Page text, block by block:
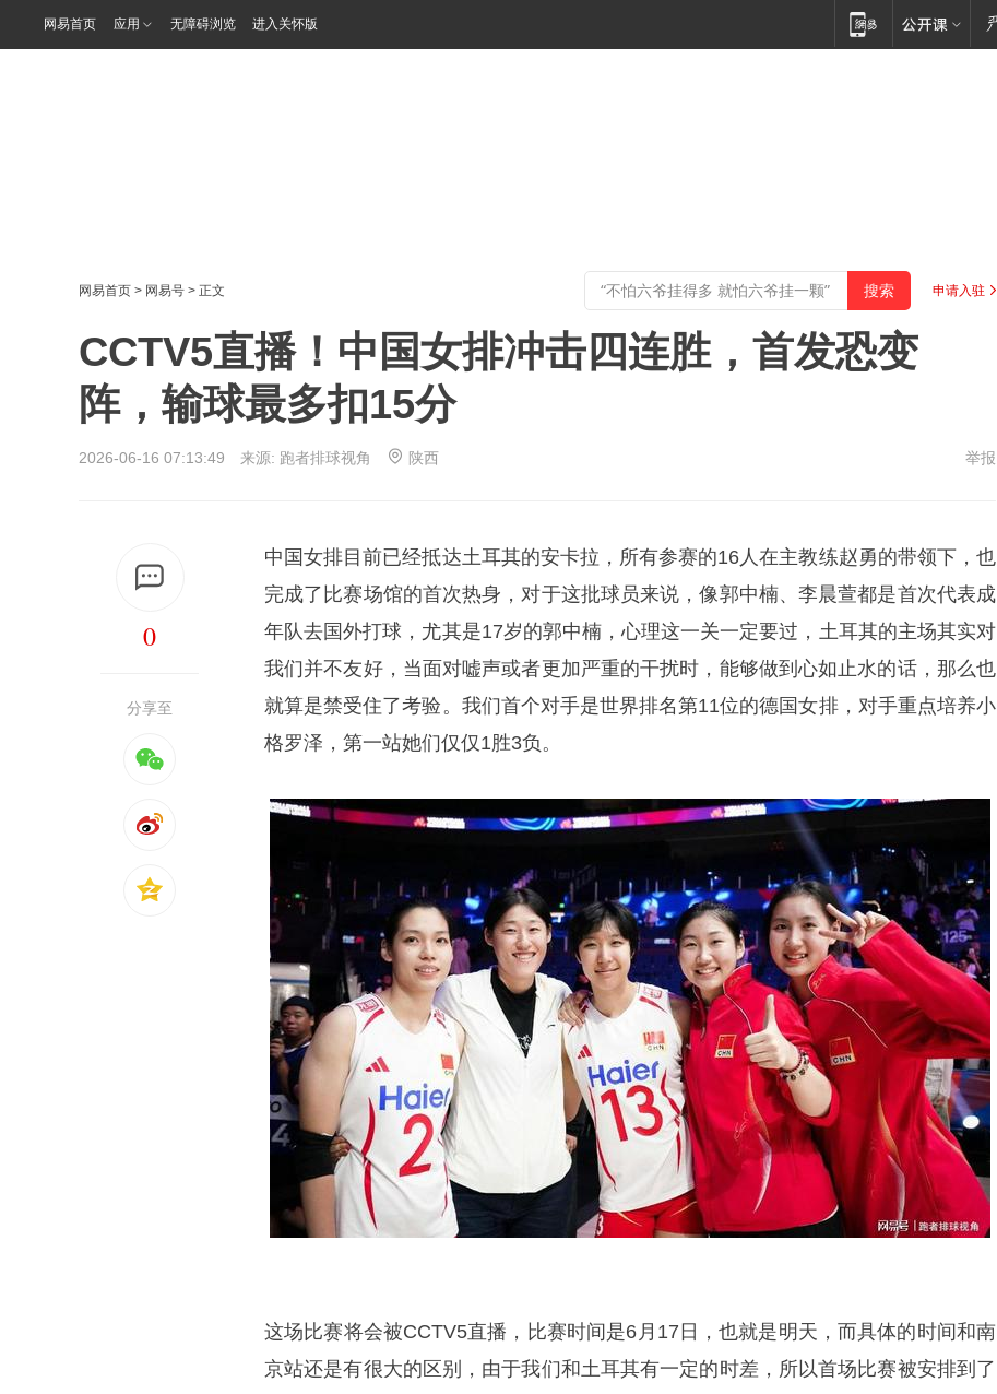
网易首页 应用 无障碍浏览 进入关怀版
网易首页 > 网易号 > 正文 申请入驻
CCTV5直播！中国女排冲击四连胜，首发恐变
阵，输球最多扣15分
2026-06-16 07:13:49 来源: 跑者排球视角 陕西 举报
0
分享至
中国女排目前已经抵达土耳其的安卡拉，所有参赛的16人在主教练赵勇的带领下，也
完成了比赛场馆的首次热身，对于这批球员来说，像郭中楠、李晨萱都是首次代表成
年队去国外打球，尤其是17岁的郭中楠，心理这一关一定要过，土耳其的主场其实对
我们并不友好，当面对嘘声或者更加严重的干扰时，能够做到心如止水的话，那么也
就算是禁受住了考验。我们首个对手是世界排名第11位的德国女排，对手重点培养小
格罗泽，第一站她们仅仅1胜3负。
这场比赛将会被CCTV5直播，比赛时间是6月17日，也就是明天，而具体的时间和南
京站还是有很大的区别，由于我们和土耳其有一定的时差，所以首场比赛被安排到了